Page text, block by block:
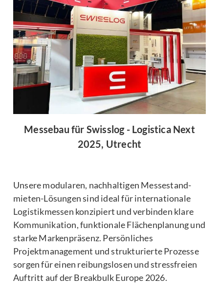
Messebau für Swisslog - Logistica Next
2025, Utrecht
Unsere modularen, nachhaltigen Messestand-
mieten-Lösungen sind ideal für internationale
Logistikmessen konzipiert und verbinden klare
Kommunikation, funktionale Flächenplanung und
starke Markenpräsenz. Persönliches
Projektmanagement und strukturierte Prozesse
sorgen für einen reibungslosen und stressfreien
Auftritt auf der Breakbulk Europe 2026.